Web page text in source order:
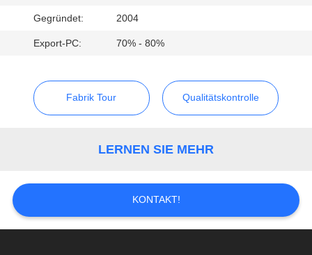
MIT
UNS
VERBINDUNG
NACHRICHTEN
FÄLLE
SITEMAP
Gegründet: 2004
Export-PC: 70% - 80%
Fabrik Tour Qualitätskontrolle
LERNEN SIE MEHR
KONTAKT!